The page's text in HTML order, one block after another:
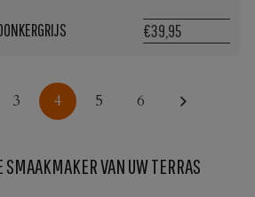
€39,95
3 4 5 6
SMAAKMAKER VAN UW TERRAS